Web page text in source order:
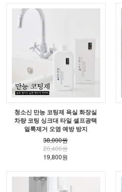
청소신 만능 코팅제 욕실 화장실
차량 코팅 싱크대 타일 셀프광택
얼룩제거 오염 예방 방지
38,000원
20,400원
19,800원